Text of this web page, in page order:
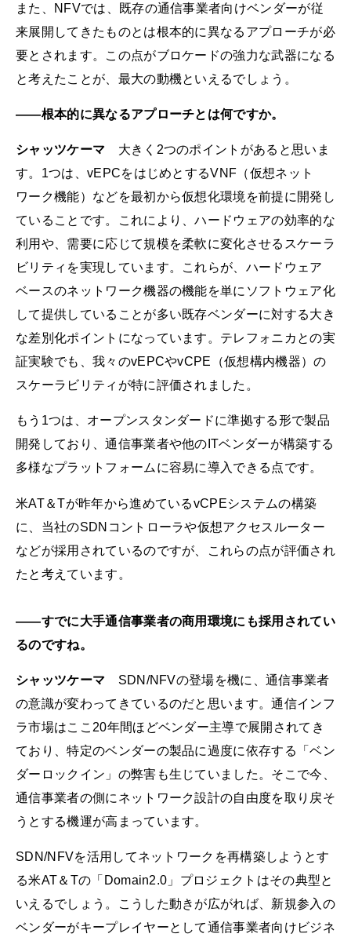
また、NFVでは、既存の通信事業者向けベンダーが従
来展開してきたものとは根本的に異なるアプローチが必
要とされます。この点がブロケードの強力な武器になる
と考えたことが、最大の動機といえるでしょう。
――根本的に異なるアプローチとは何ですか。
シャッツケーマ 大きく2つのポイントがあると思いま
す。1つは、vEPCをはじめとするVNF（仮想ネット
ワーク機能）などを最初から仮想化環境を前提に開発し
ていることです。これにより、ハードウェアの効率的な
利用や、需要に応じて規模を柔軟に変化させるスケーラ
ビリティを実現しています。これらが、ハードウェア
ベースのネットワーク機器の機能を単にソフトウェア化
して提供していることが多い既存ベンダーに対する大き
な差別化ポイントになっています。テレフォニカとの実
証実験でも、我々のvEPCやvCPE（仮想構内機器）の
スケーラビリティが特に評価されました。
もう1つは、オープンスタンダードに準拠する形で製品
開発しており、通信事業者や他のITベンダーが構築する
多様なプラットフォームに容易に導入できる点です。
米AT＆Tが昨年から進めているvCPEシステムの構築
に、当社のSDNコントローラや仮想アクセスルーター
などが採用されているのですが、これらの点が評価され
たと考えています。
――すでに大手通信事業者の商用環境にも採用されてい
るのですね。
シャッツケーマ SDN/NFVの登場を機に、通信事業者
の意識が変わってきているのだと思います。通信インフ
ラ市場はここ20年間ほどベンダー主導で展開されてき
ており、特定のベンダーの製品に過度に依存する「ベン
ダーロックイン」の弊害も生じていました。そこで今、
通信事業者の側にネットワーク設計の自由度を取り戻そ
うとする機運が高まっています。
SDN/NFVを活用してネットワークを再構築しようとす
る米AT＆Tの「Domain2.0」プロジェクトはその典型と
いえるでしょう。こうした動きが広がれば、新規参入の
ベンダーがキープレイヤーとして通信事業者向けビジネ